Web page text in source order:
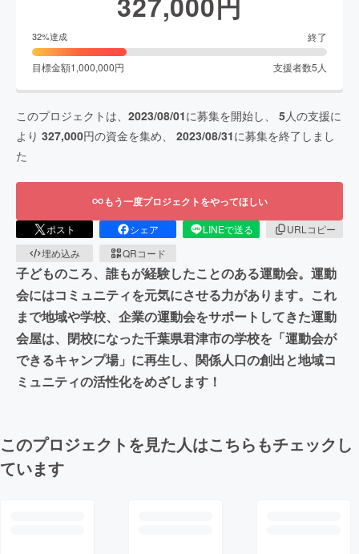
32%達成 終了
目標金額1,000,000円 支援者数5 人
このプロジェクトは、 2023/08/01に募集を開始し、 5人の支援に
より 327,000円の資金を集め、 2023/08/31に募集を終了しまし
た
もう一度プロジェクトをやってほしい
ポスト シェア LINEで送る
URLコピー
埋め込み
QRコード
子どものころ、誰もが経験したことのある運動会。運動
会にはコミュニティを元気にさせる力があります。これ
まで地域や学校、企業の運動会をサポートしてきた運動
会屋は、閉校になった千葉県君津市の学校を「運動会が
できるキャンプ場」に再生し、関係人口の創出と地域コ
ミュニティの活性化をめざします！
このプロジェクトを見た人はこちらもチェックし
ています